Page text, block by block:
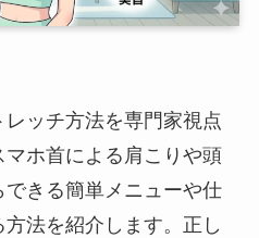
ッチ方法を専門家視点
ホ首による肩こりや頭
きる簡単メニューや仕
法を紹介します。正し